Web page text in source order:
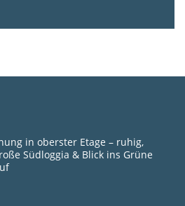
in oberster Etage – ruhig,
Südloggia & Blick ins Grüne